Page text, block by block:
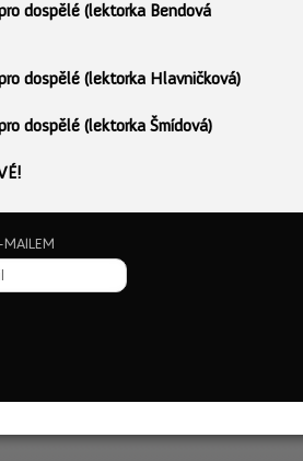
dospělé (lektorka Bendová
dospělé (lektorka Hlavničková)
dospělé (lektorka Šmídová)
MAILEM